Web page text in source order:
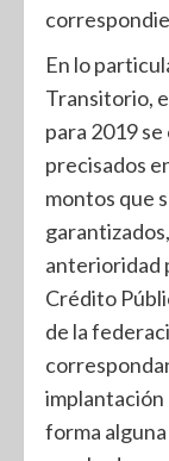
En lo
Transitorio,
para 2019
precisados
montos que
anterioridad
Crédito
de la
implantación
forma